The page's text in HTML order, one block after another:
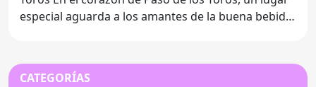
especial aguarda a los amantes de la buena bebida
CATEGORÍAS